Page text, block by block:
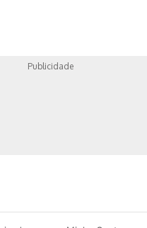
Publicidade